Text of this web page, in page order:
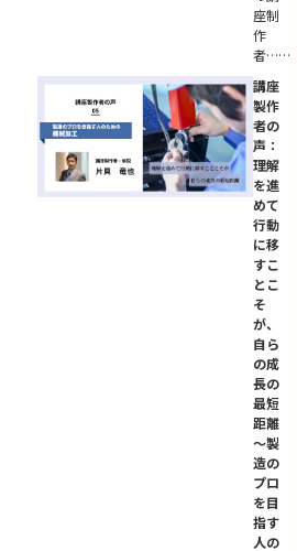
座制
作
者……
講座
製作
者の
声：
理解
を進
めて
行動
に移
すこ
とこ
そ
が、
自ら
の成
長の
最短
距離
～製
造の
プロ
を目
指す
人の